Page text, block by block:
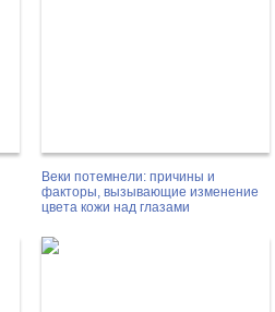
Веки потемнели: причины и
факторы, вызывающие изменение
цвета кожи над глазами